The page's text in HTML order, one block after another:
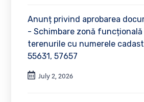
Anunț privind aprobarea
- Schimbare zonă
terenurile cu numerele
55631, 57657
July 2, 2026